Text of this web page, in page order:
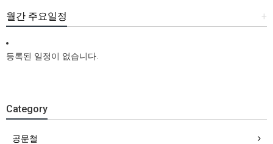
+
월간 주요일정
등록된 일정이 없습니다.
Category
공문철